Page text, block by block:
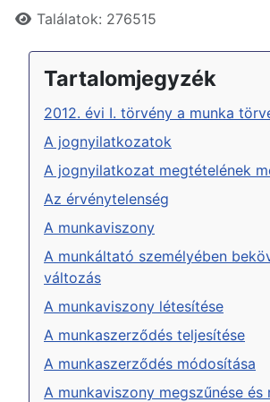
Találatok: 276515
Tartalomjegyzék
2012. évi I. törvény a munka
A jognyilatkozatok
A jognyilatkozat megtételének
Az érvénytelenség
A munkaviszony
A munkáltató személyében
változás
A munkaviszony létesítése
A munkaszerződés teljesítése
A munkaszerződés módosítása
A munkaviszony megszűnése és